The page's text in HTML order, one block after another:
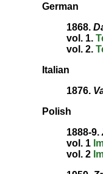
German
1868.
vol. 1.
vol. 2.
Italian
1876.
Polish
1888-9.
vol. 1
vol. 2